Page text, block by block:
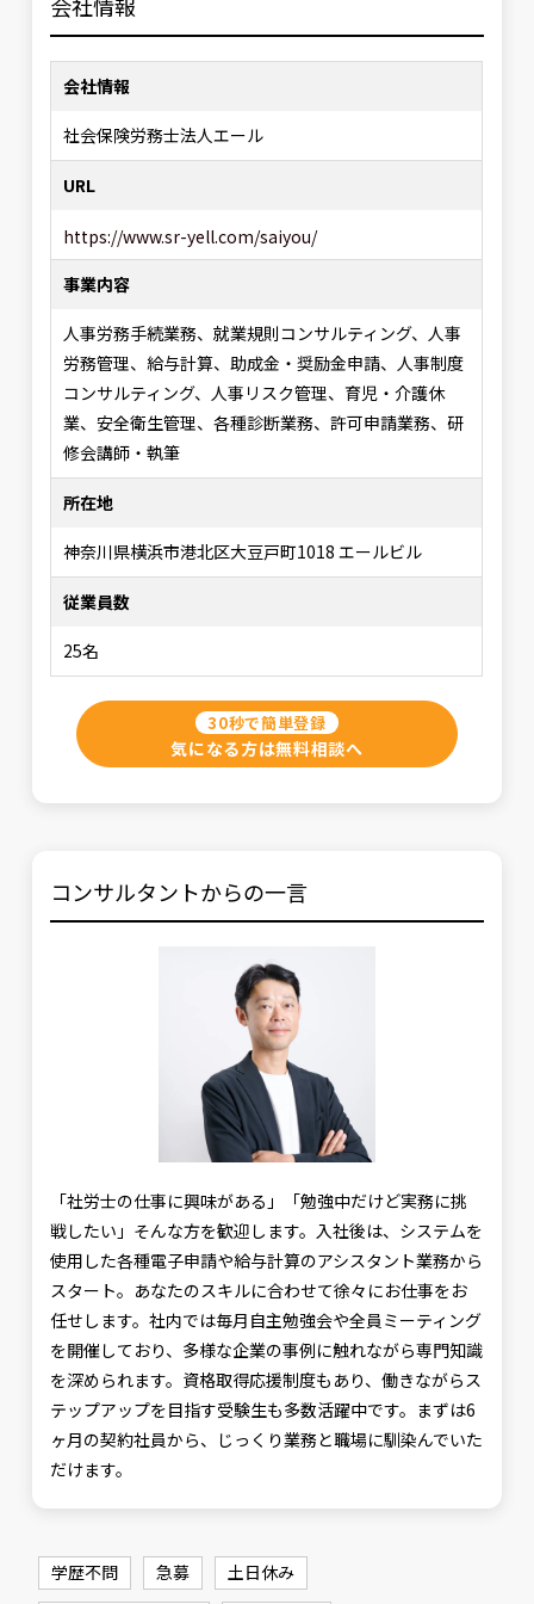
会社情報
社会保険労務士法人エール
URL
https://www.sr-yell.com/saiyou/
事業内容
人事労務手続業務、就業規則コンサルティング、人事
労務管理、給与計算、助成金・奨励金申請、人事制度
コンサルティング、人事リスク管理、育児・介護休
業、安全衛生管理、各種診断業務、許可申請業務、研
修会講師・執筆
所在地
神奈川県横浜市港北区大豆戸町1018 エールビル
従業員数
25名
30秒で簡単登録
気になる方は無料相談へ
コンサルタントからの一言
「社労士の仕事に興味がある」「勉強中だけど実務に挑
戦したい」そんな方を歓迎します。入社後は、システムを
使用した各種電子申請や給与計算のアシスタント業務から
スタート。あなたのスキルに合わせて徐々にお仕事をお
任せします。社内では毎月自主勉強会や全員ミーティング
を開催しており、多様な企業の事例に触れながら専門知識
を深められます。資格取得応援制度もあり、働きながらス
テップアップを目指す受験生も多数活躍中です。まずは6
ヶ月の契約社員から、じっくり業務と職場に馴染んでいた
だけます。
学歴不問 急募
土日休み